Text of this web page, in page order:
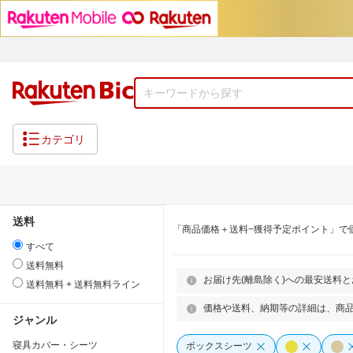
カテゴリ
送料
すべて
送料無料
送料無料 + 送料無料ライン
ジャンル
寝具カバー・シーツ
「商品価格＋送料−獲得予定ポイント」で
お届け先(離島除く)への最安送料
価格や送料、納期等の詳細は、商
ボックスシーツ